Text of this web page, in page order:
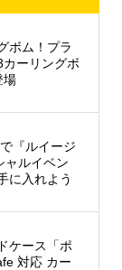
ボム！プラ
ーリングボ
場
『ルイージ
ャルイベン
に入れよう
ケース「ポ
対応 カー